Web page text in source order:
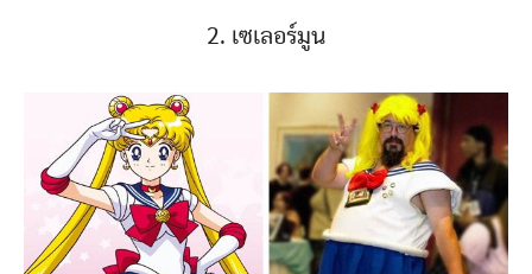
2. เซเลอร์มูน